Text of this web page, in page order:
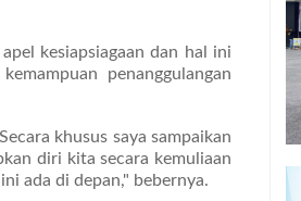
kesiapsiagaan dan hal ini
penanggulangan
khusus saya sampaikan
diri kita secara kemuliaan
ada di depan," bebernya.